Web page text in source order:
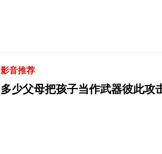
影音推荐
多少父母把孩子当作武器彼此